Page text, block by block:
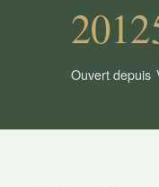
2012
Ouvert depuis